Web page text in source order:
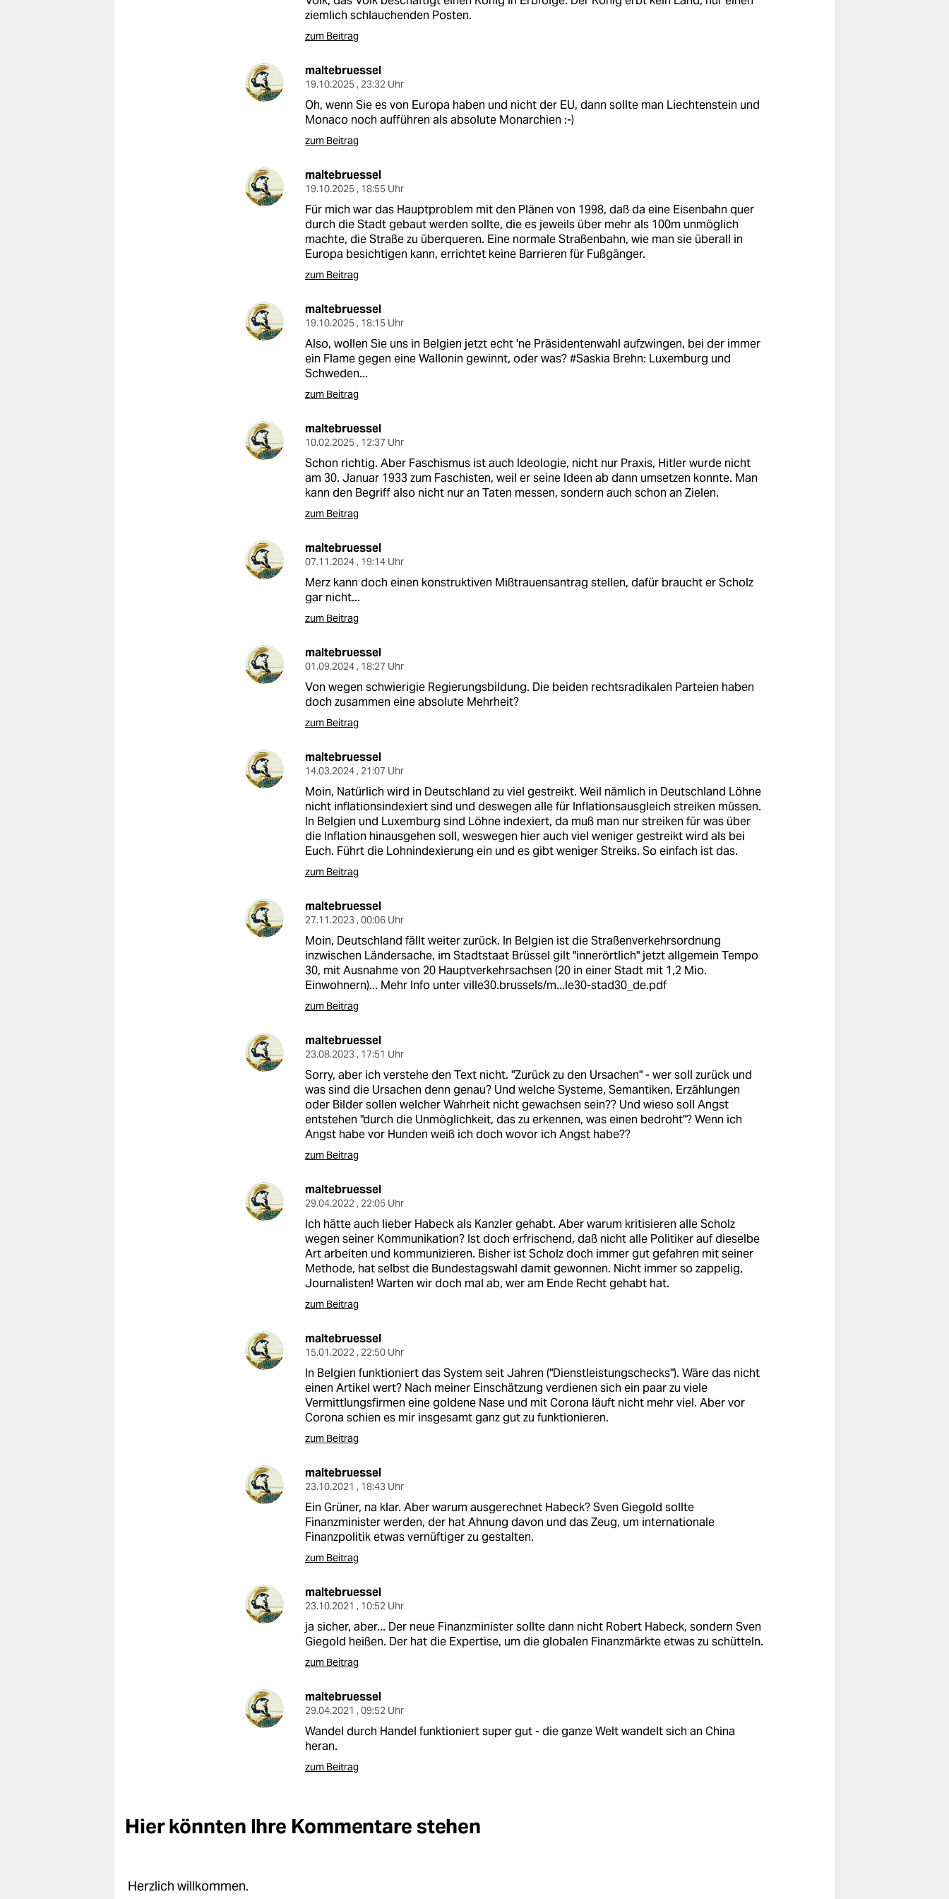
ziemlich schlauchenden Posten.
zum Beitrag
maltebruessel
19.10.2025 , 23:32 Uhr
Oh, wenn Sie es von Europa haben und nicht der EU, dann sollte man Liechtenstein und
Monaco noch aufführen als absolute Monarchien :-)
zum Beitrag
maltebruessel
19.10.2025 , 18:55 Uhr
Für mich war das Hauptproblem mit den Plänen von 1998, daß da eine Eisenbahn quer
durch die Stadt gebaut werden sollte, die es jeweils über mehr als 100m unmöglich
machte, die Straße zu überqueren. Eine normale Straßenbahn, wie man sie überall in
Europa besichtigen kann, errichtet keine Barrieren für Fußgänger.
zum Beitrag
maltebruessel
19.10.2025 , 18:15 Uhr
Also, wollen Sie uns in Belgien jetzt echt 'ne Präsidentenwahl aufzwingen, bei der immer
ein Flame gegen eine Wallonin gewinnt, oder was? #Saskia Brehn: Luxemburg und
Schweden...
zum Beitrag
maltebruessel
10.02.2025 , 12:37 Uhr
Schon richtig. Aber Faschismus ist auch Ideologie, nicht nur Praxis, Hitler wurde nicht
am 30. Januar 1933 zum Faschisten, weil er seine Ideen ab dann umsetzen konnte. Man
kann den Begriff also nicht nur an Taten messen, sondern auch schon an Zielen.
zum Beitrag
maltebruessel
07.11.2024 , 19:14 Uhr
Merz kann doch einen konstruktiven Mißtrauensantrag stellen, dafür braucht er Scholz
gar nicht...
zum Beitrag
maltebruessel
01.09.2024 , 18:27 Uhr
Von wegen schwierigie Regierungsbildung. Die beiden rechtsradikalen Parteien haben
doch zusammen eine absolute Mehrheit?
zum Beitrag
maltebruessel
14.03.2024 , 21:07 Uhr
Moin, Natürlich wird in Deutschland zu viel gestreikt. Weil nämlich in Deutschland Löhne
nicht inflationsindexiert sind und deswegen alle für Inflationsausgleich streiken müssen.
In Belgien und Luxemburg sind Löhne indexiert, da muß man nur streiken für was über
die Inflation hinausgehen soll, weswegen hier auch viel weniger gestreikt wird als bei
Euch. Führt die Lohnindexierung ein und es gibt weniger Streiks. So einfach ist das.
zum Beitrag
maltebruessel
27.11.2023 , 00:06 Uhr
Moin, Deutschland fällt weiter zurück. In Belgien ist die Straßenverkehrsordnung
inzwischen Ländersache, im Stadtstaat Brüssel gilt "innerörtlich" jetzt allgemein Tempo
30, mit Ausnahme von 20 Hauptverkehrsachsen (20 in einer Stadt mit 1,2 Mio.
Einwohnern)... Mehr Info unterville30.brussels/m...le30-stad30_de.pdf
zum Beitrag
maltebruessel
23.08.2023 , 17:51 Uhr
Sorry, aber ich verstehe den Text nicht. "Zurück zu den Ursachen" - wer soll zurück und
was sind die Ursachen denn genau? Und welche Systeme, Semantiken, Erzählungen
oder Bilder sollen welcher Wahrheit nicht gewachsen sein?? Und wieso soll Angst
entstehen "durch die Unmöglichkeit, das zu erkennen, was einen bedroht"? Wenn ich
Angst habe vor Hunden weiß ich doch wovor ich Angst habe??
zum Beitrag
maltebruessel
29.04.2022 , 22:05 Uhr
Ich hätte auch lieber Habeck als Kanzler gehabt. Aber warum kritisieren alle Scholz
wegen seiner Kommunikation? Ist doch erfrischend, daß nicht alle Politiker auf dieselbe
Art arbeiten und kommunizieren. Bisher ist Scholz doch immer gut gefahren mit seiner
Methode, hat selbst die Bundestagswahl damit gewonnen. Nicht immer so zappelig,
Journalisten! Warten wir doch mal ab, wer am Ende Recht gehabt hat.
zum Beitrag
maltebruessel
15.01.2022 , 22:50 Uhr
In Belgien funktioniert das System seit Jahren ("Dienstleistungschecks"). Wäre das nicht
einen Artikel wert? Nach meiner Einschätzung verdienen sich ein paar zu viele
Vermittlungsfirmen eine goldene Nase und mit Corona läuft nicht mehr viel. Aber vor
Corona schien es mir insgesamt ganz gut zu funktionieren.
zum Beitrag
maltebruessel
23.10.2021 , 18:43 Uhr
Ein Grüner, na klar. Aber warum ausgerechnet Habeck? Sven Giegold sollte
Finanzminister werden, der hat Ahnung davon und das Zeug, um internationale
Finanzpolitik etwas vernüftiger zu gestalten.
zum Beitrag
maltebruessel
23.10.2021 , 10:52 Uhr
ja sicher, aber... Der neue Finanzminister sollte dann nicht Robert Habeck, sondern Sven
Giegold heißen. Der hat die Expertise, um die globalen Finanzmärkte etwas zu schütteln.
zum Beitrag
maltebruessel
29.04.2021 , 09:52 Uhr
Wandel durch Handel funktioniert super gut - die ganze Welt wandelt sich an China
heran.
zum Beitrag
Hier könnten Ihre Kommentare stehen
Herzlich willkommen.